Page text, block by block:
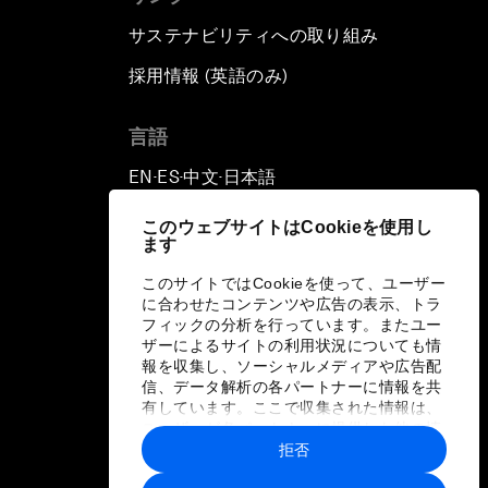
このウェブサイトはCookieを使用し
ます
このサイトではCookieを使って、ユーザー
に合わせたコンテンツや広告の表示、トラ
フィックの分析を行っています。またユー
ザーによるサイトの利用状況についても情
報を収集し、ソーシャルメディアや広告配
信、データ解析の各パートナーに情報を共
有しています。ここで収集された情報は、
ユーザーが各パートナーに提供した他の情
報や各パートナーのサービスを使用した際
に収集された情報と組み合わされ、各パー
拒否
サステナビリティへの取り組み
採用情報 (英語のみ)
言語
EN ▪ ES▪中文▪ 日本語